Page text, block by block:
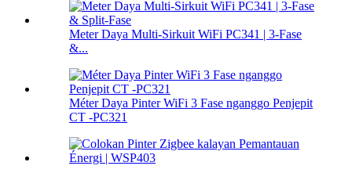
Meter Daya Multi-Sirkuit WiFi PC341 | 3-Fase
&...
Méter Daya Pinter WiFi 3 Fase nganggo Penjepit
CT -PC321